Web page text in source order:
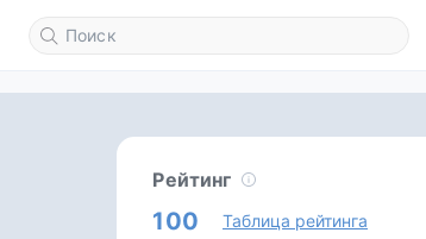
Рейтинг
100 Таблица рейтинга